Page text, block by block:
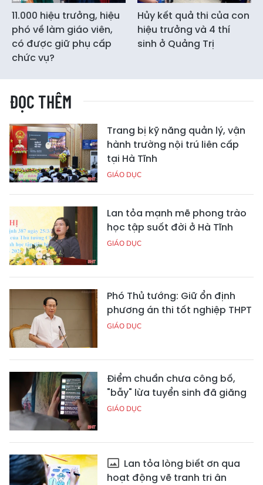
11.000 hiệu trưởng, hiệu
phó về làm giáo viên,
có được giữ phụ cấp
chức vụ?
Hủy kết quả thi của con
hiệu trưởng và 4 thí
sinh ở Quảng Trị
ĐỌC THÊM
Trang bị kỹ năng quản lý, vận
hành trường nội trú liên cấp
tại Hà Tĩnh
GIÁO DỤC
Lan tỏa mạnh mẽ phong trào
học tập suốt đời ở Hà Tĩnh
GIÁO DỤC
Phó Thủ tướng: Giữ ổn định
phương án thi tốt nghiệp THPT
GIÁO DỤC
Điểm chuẩn chưa công bố,
"bẫy" lừa tuyển sinh đã giăng
GIÁO DỤC
Lan tỏa lòng biết ơn qua
hoạt động vẽ tranh tri ân